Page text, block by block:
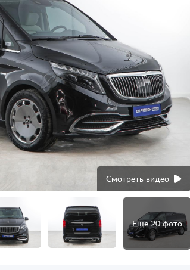
Смотреть видео
Еще 20 фото